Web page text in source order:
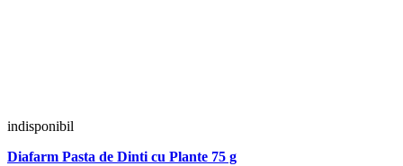
indisponibil
Diafarm Pasta de Dinti cu Plante 75 g